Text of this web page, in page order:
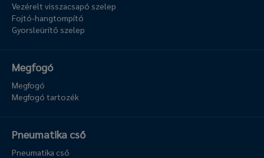
Vezérelt visszacsapó szelep
Fojtó-hangtompító
Gyorsleürítő szelep
Megfogó
Megfogó
Megfogó tartozék
Pneumatika cső
Pneumatika cső